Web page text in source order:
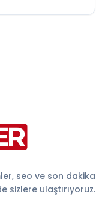
seo ve son dakika
sizlere ulaştırıyoruz.